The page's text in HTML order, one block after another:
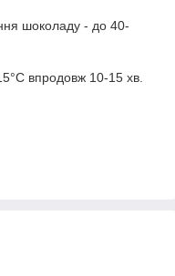
шоколаду - до 40-
впродовж 10-15 хв.